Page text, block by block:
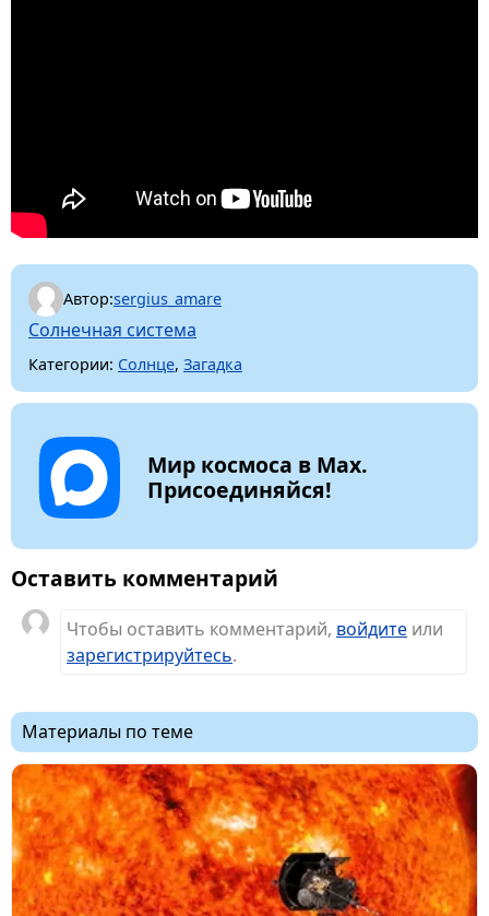
Автор:sergius_amare
Солнечная система
Категории: Солнце, Загадка
Мир космоса в Max.
Присоединяйся!
Оставить комментарий
Чтобы оставить комментарий, войдите или
зарегистрируйтесь.
Материалы по теме